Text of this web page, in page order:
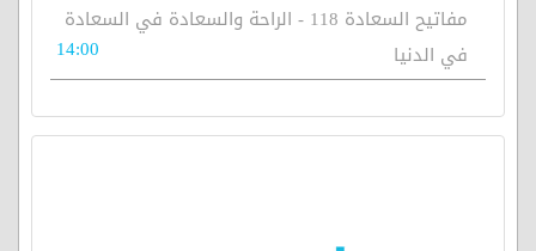
مفاتيح السعادة 118 - الراحة والسعادة في السعادة
في الدنيا
14:00